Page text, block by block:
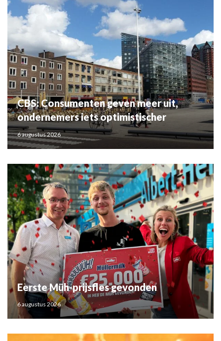
CBS: Consumenten geven meer uit,
ondernemers iets optimistischer
6 augustus 2026
Eerste Müh-prijsfles gevonden
6 augustus 2026